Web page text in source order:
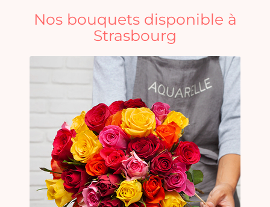
Nos bouquets disponible à
Strasbourg